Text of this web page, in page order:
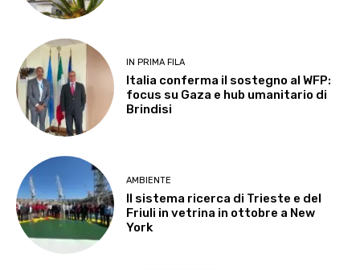
IN PRIMA FILA
Italia conferma il sostegno al WFP:
focus su Gaza e hub umanitario di
Brindisi
AMBIENTE
Il sistema ricerca di Trieste e del
Friuli in vetrina in ottobre a New
York